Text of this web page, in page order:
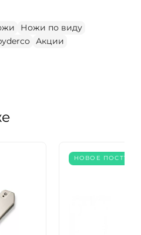
Ножи по виду
Акции
НОВОЕ